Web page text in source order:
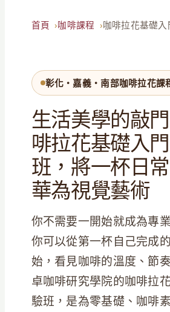
首頁 咖啡課程 咖啡拉花基礎
彰化・嘉義・南部咖啡拉花課
生活美學的敲
啡拉花基礎入
班，將一杯日
華為視覺藝術
你不需要一開始就成為專
你可以從第一杯自己完成
始，看見咖啡的溫度、節
卓咖啡研究學院的咖啡拉
驗班，是為零基礎、咖啡